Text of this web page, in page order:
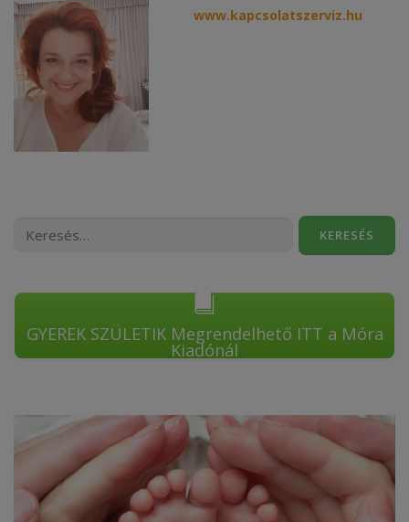
www.kapcsolatszerviz.hu
Keresés:
GYEREK SZÜLETIK Megrendelhető ITT a Móra
Kiadónál